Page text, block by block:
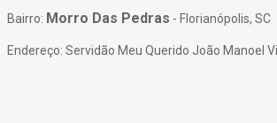
Bairro: Morro Das Pedras - Florianópolis, SC
Endereço: Servidão Meu Querido João Manoel